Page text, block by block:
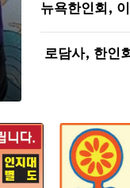
뉴욕한인회,
로담사, 한인